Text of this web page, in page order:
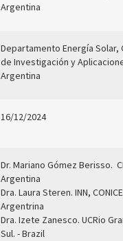
Argentina
Departamento Energía Solar,
de Investigación y
Argentina
16/12/2024
Dr. Mariano Gómez Berisso.
Argentina
Dra. Laura Steren. INN,
Argentrina
Dra. Izete Zanesco. UCRio
Sul. - Brazil